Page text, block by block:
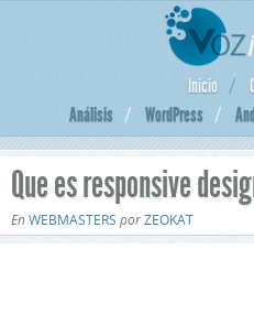
Inicio
Análisis
WordPress
Que es responsive
EnWEBMASTERS porZEOKAT